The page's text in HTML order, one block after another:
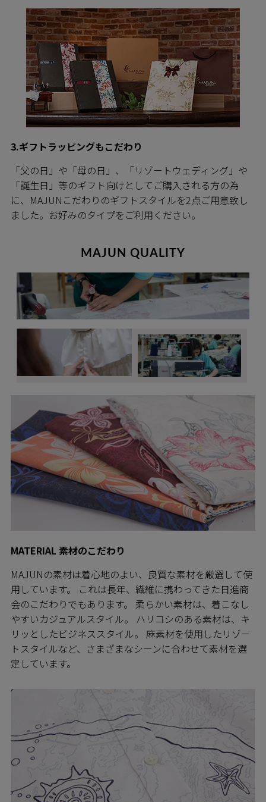
3.ギフトラッピングもこだわり
「父の日」や「母の日」、「リゾートウェディング」や
「誕生日」等のギフト向けとしてご購入される方の為
に、MAJUNこだわりのギフトスタイルを2点ご用意致し
ました。お好みのタイプをご利用ください。
MAJUN QUALITY
MATERIAL 素材のこだわり
MAJUNの素材は着心地のよい、良質な素材を厳選して使
用しています。 これは長年、繊維に携わってきた日進商
会のこだわりでもあります。 柔らかい素材は、着こなし
やすいカジュアルスタイル。 ハリコシのある素材は、キ
リッとしたビジネススタイル。 麻素材を使用したリゾー
トスタイルなど、さまざまなシーンに合わせて素材を選
定しています。